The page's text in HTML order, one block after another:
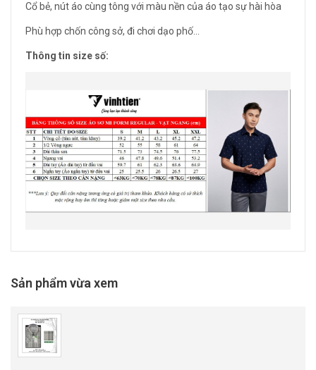
Cổ bẻ, nút áo cùng tông với màu nền của áo tạo sự hài hòa
Phù hợp chốn công sở, đi chơi dạo phố...
Thông tin size số:
Sản phẩm vừa xem